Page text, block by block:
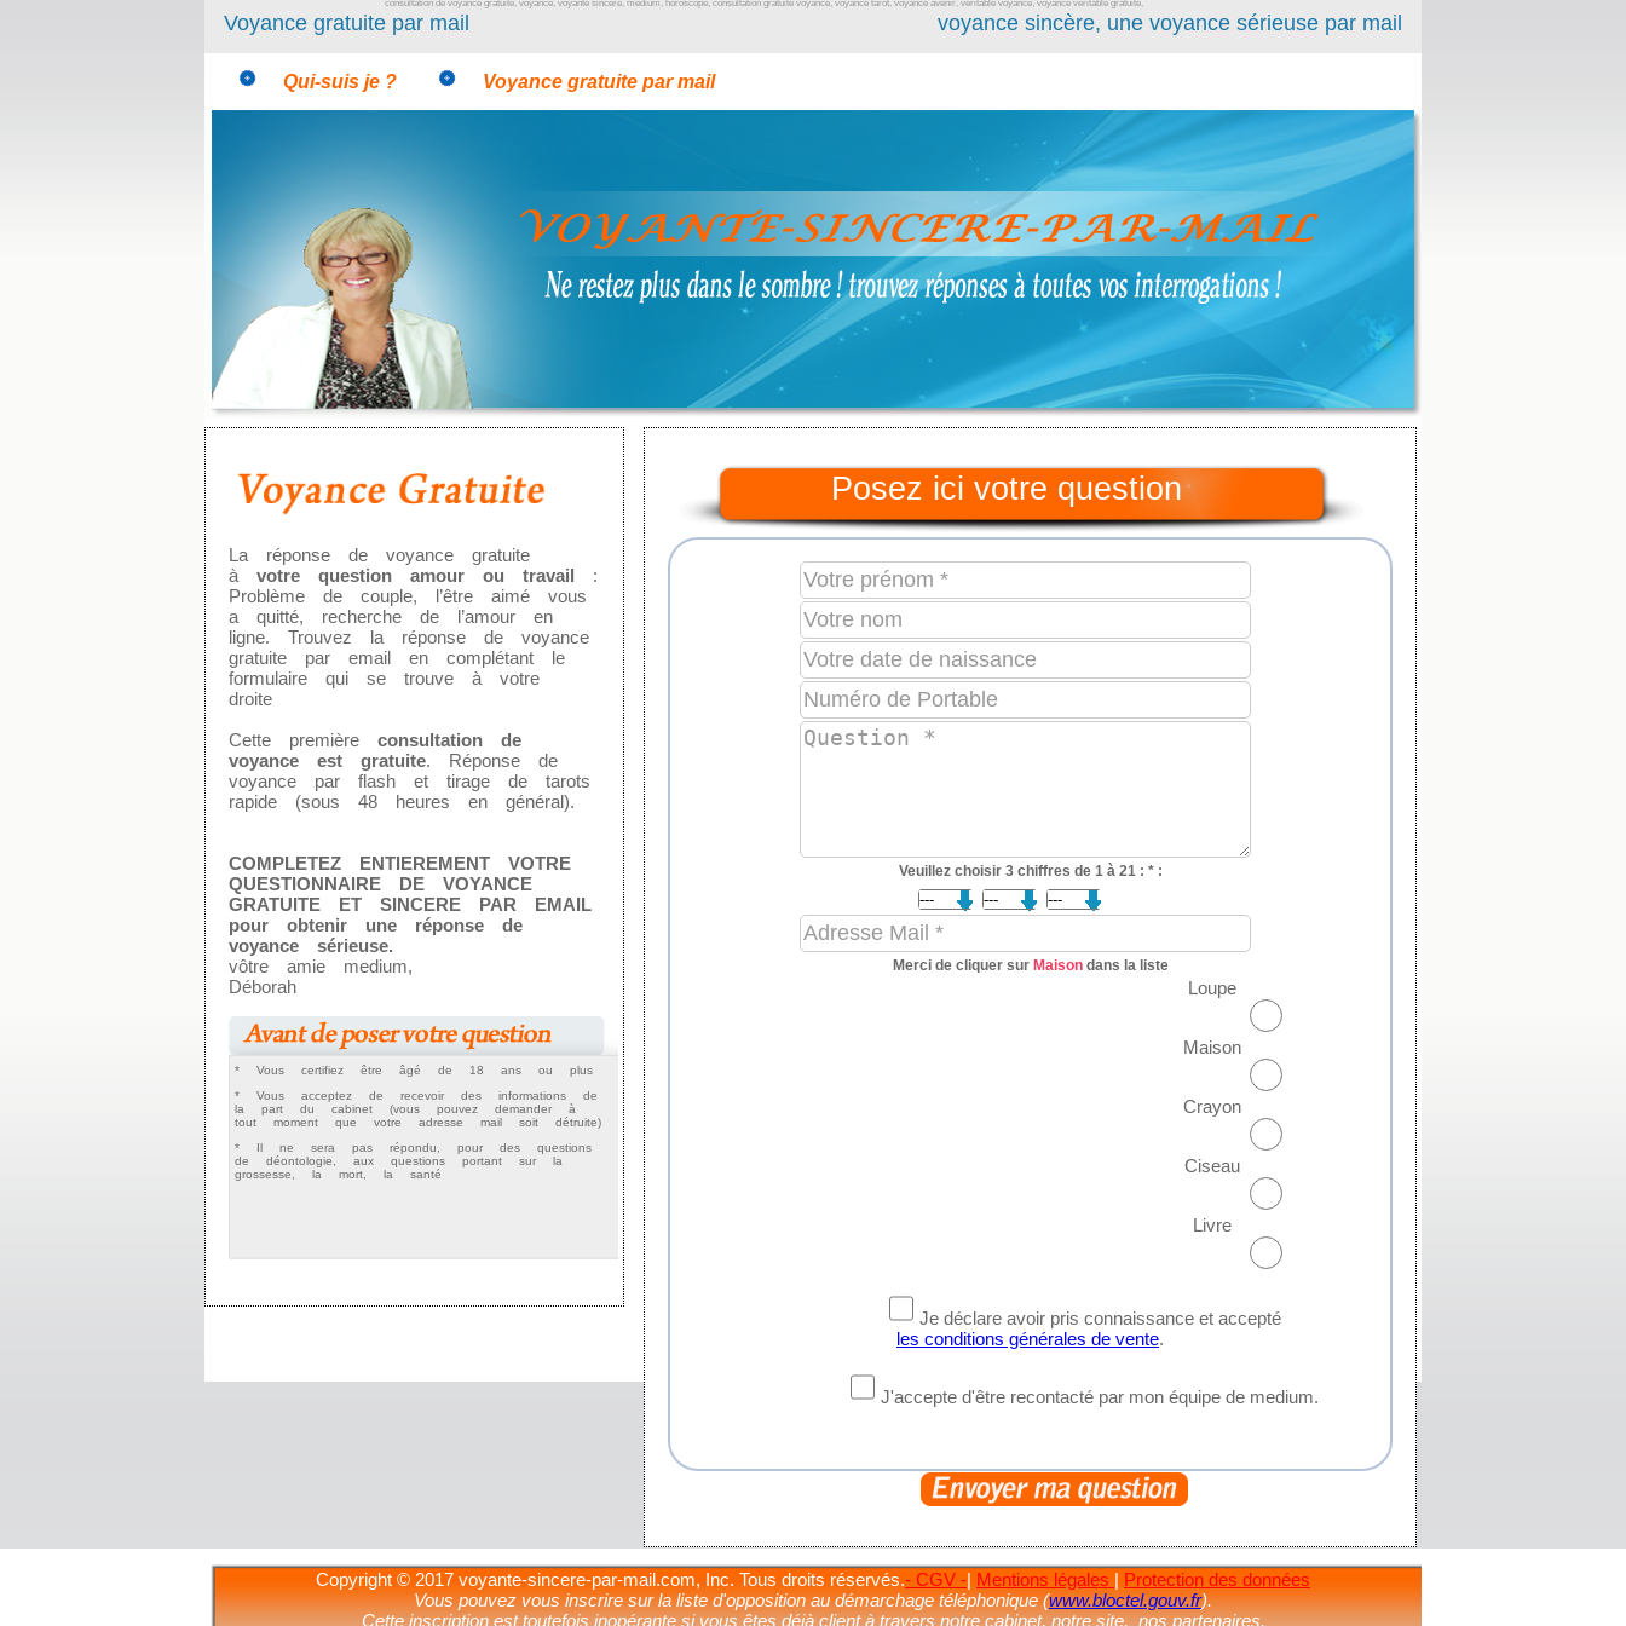
consultation de voyance gratuite, voyance, voyante sincere, medium, horoscope, consultation gratuite voyance, voyance tarot, voyance avenir, veritable voyance, voyance veritable gratuite,
Voyance gratuite par mail voyance sincère, une voyance sérieuse par mail
Qui-suis je ? Voyance gratuite par mail
La réponse de voyance gratuite
à votre question amour ou travail :
Problème de couple, l’être aimé vous
a quitté, recherche de l’amour en
ligne. Trouvez la réponse de voyance
gratuite par email en complétant le
formulaire qui se trouve à votre
droite
Cette première consultation de
voyance est gratuite. Réponse de
voyance par flash et tirage de tarots
rapide (sous 48 heures en général).
COMPLETEZ ENTIEREMENT VOTRE
QUESTIONNAIRE DE VOYANCE
GRATUITE ET SINCERE PAR EMAIL
pour obtenir une réponse de
voyance sérieuse.
vôtre amie medium,
Déborah
* Vous certifiez être âgé de 18 ans ou plus
* Vous acceptez de recevoir des informations de
la part du cabinet (vous pouvez demander à
tout moment que votre adresse mail soit détruite)
* Il ne sera pas répondu, pour des questions
de déontologie, aux questions portant sur la
grossesse, la mort, la santé
Posez ici votre question
Veuillez choisir 3 chiffres de 1 à 21 : *:
Merci de cliquer sur Maisondans la liste
Loupe
Maison
Crayon
Ciseau
Livre
Je déclare avoir pris connaissance et accepté
les conditions générales de vente.
J'accepte d'être recontacté par mon équipe de medium.
Copyright © 2017 voyante-sincere-par-mail.com, Inc. Tous droits réservés.- CGV -| Mentions légales | Protection des données
Vous pouvez vous inscrire sur la liste d'opposition au démarchage téléphonique (www.bloctel.gouv.fr).
Cette inscription est toutefois inopérante si vous êtes déjà client à travers notre cabinet, notre site, nos partenaires.